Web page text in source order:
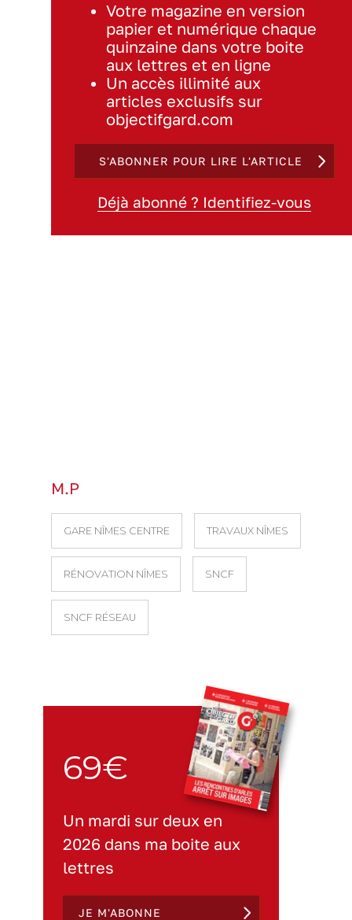
Votre magazine en version
papier et numérique chaque
quinzaine dans votre boite
aux lettres et en ligne
Un accès illimité aux
articles exclusifs sur
objectifgard.com
S'ABONNER POUR LIRE L'ARTICLE
Déjà abonné ? Identifiez-vous
M.P
GARE NÎMES CENTRE TRAVAUX NÎMES
RÉNOVATION NÎMES SNCF
SNCF RÉSEAU
69€
Un mardi sur deux en
2026 dans ma boite aux
lettres
JE M'ABONNE